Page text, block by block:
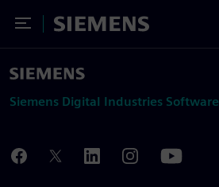
Toggle Menu
Siemens
Siemens Digital Industries Software